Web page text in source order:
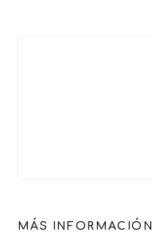
MÁS INFORMACIÓN